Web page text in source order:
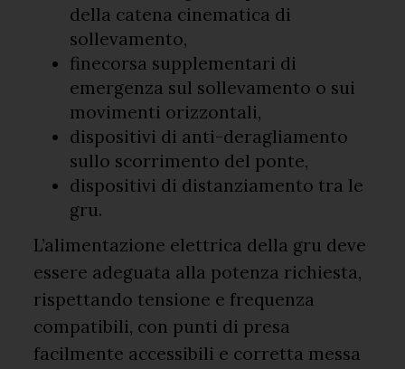
della catena cinematica di
sollevamento,
finecorsa supplementari di
emergenza sul sollevamento o sui
movimenti orizzontali,
dispositivi di anti-deragliamento
sullo scorrimento del ponte,
dispositivi di distanziamento tra le
gru.
L’alimentazione elettrica della gru deve
essere adeguata alla potenza richiesta,
rispettando tensione e frequenza
compatibili, con punti di presa
facilmente accessibili e corretta messa